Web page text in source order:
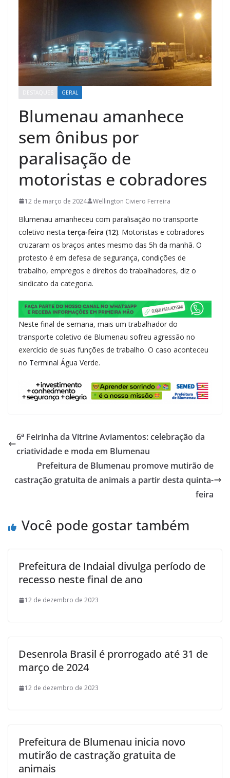
DESTAQUES GERAL
Blumenau amanhece
sem ônibus por
paralisação de
motoristas e cobradores
12 de março de 2024 Wellington Civiero Ferreira
Blumenau amanheceu com paralisação no transporte
coletivo nesta terça-feira (12). Motoristas e cobradores
cruzaram os braços antes mesmo das 5h da manhã. O
protesto é em defesa de segurança, condições de
trabalho, empregos e direitos do trabalhadores, diz o
sindicato da categoria.
Neste final de semana, mais um trabalhador do
transporte coletivo de Blumenau sofreu agressão no
exercício de suas funções de trabalho. O caso aconteceu
no Terminal Água Verde.
6ª Feirinha da Vitrine Aviamentos: celebração da
criatividade e moda em Blumenau
Prefeitura de Blumenau promove mutirão de
castração gratuita de animais a partir desta quinta-
feira
Você pode gostar também
Prefeitura de Indaial divulga período de
recesso neste final de ano
12 de dezembro de 2023
Desenrola Brasil é prorrogado até 31 de
março de 2024
12 de dezembro de 2023
Prefeitura de Blumenau inicia novo
mutirão de castração gratuita de
animais